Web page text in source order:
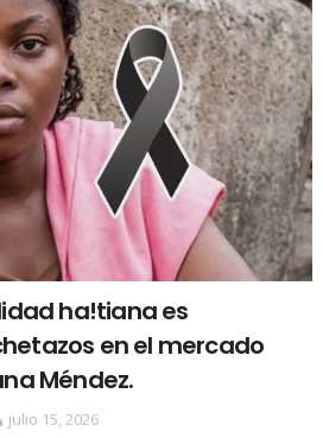
ha!tiana es
en el mercado
Méndez.
julio 15, 2026